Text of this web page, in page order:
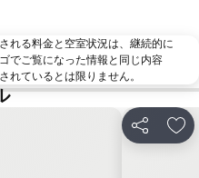
西鉄平尾駅
水天宮
れる料金と空室状況は、継続的に
でご覧になった情報と同じ内容
れているとは限りません。
シェア お